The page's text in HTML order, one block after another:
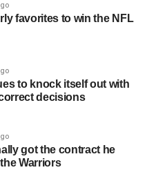
favorites to win the NFL
to knock itself out with
decisions
got the contract he
Warriors